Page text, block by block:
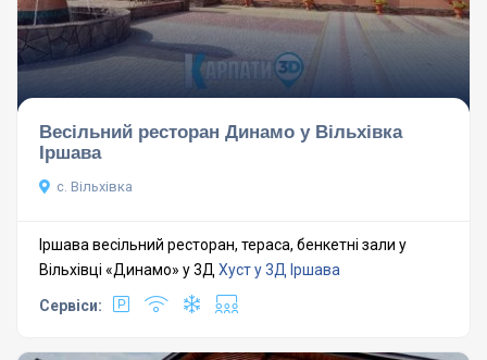
Весільний ресторан Динамо у Вільхівка
Іршава
c. Вільхівка
Іршава весільний ресторан, тераса, бенкетні зали у
Вільхівці «Динамо» у 3Д Хуст у 3Д Іршава
Сервіси: